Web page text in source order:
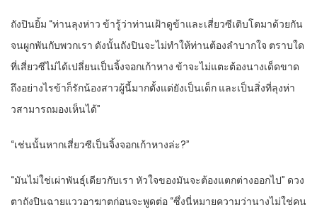
ถังปินยิ้ม “ท่านลุงห่าว ข้ารู้ว่าท่านเฝ้าดูข้าและเสี่ยวซีเติบโตมาด้วยกัน
จนผูกพันกับพวกเรา ดังนั้นถังปินจะไม่ทำให้ท่านต้องลำบากใจ ตราบใด
ที่เสี่ยวซีไม่ได้เปลี่ยนเป็นจิ้งจอกเก้าหาง ข้าจะไม่แตะต้องนางเด็ดขาด
ถึงอย่างไรข้าก็รักน้องสาวผู้นี้มากตั้งแต่ยังเป็นเด็ก และเป็นสิ่งที่ลุงห่า
วสามารถมองเห็นได้”
“เช่นนั้นหากเสี่ยวซีเป็นจิ้งจอกเก้าหางล่ะ?”
“มันไม่ใช่เผ่าพันธุ์เดียวกับเรา หัวใจของมันจะต้องแตกต่างออกไป” ดวง
ตาถังปินฉายแววอาฆาตก่อนจะพูดต่อ “ซึ่งนี่หมายความว่านางไม่ใช่คน